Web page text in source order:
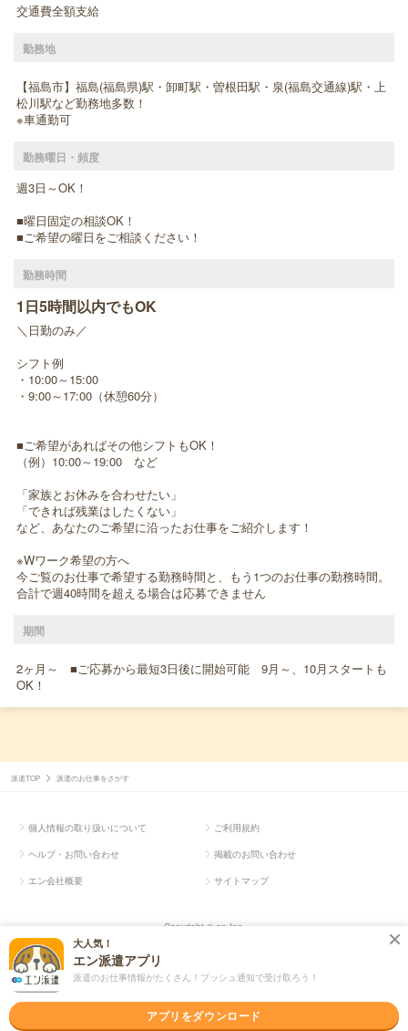
交通費全額支給
勤務地
【福島市】福島(福島県)駅・卸町駅・曽根田駅・泉(福島交通線)駅・上
松川駅など勤務地多数！
※車通勤可
勤務曜日・頻度
週3日～OK！
■曜日固定の相談OK！
■ご希望の曜日をご相談ください！
勤務時間
1日5時間以内でもOK
＼日勤のみ／
シフト例
・10:00～15:00
・9:00～17:00（休憩60分）
■ご希望があればその他シフトもOK！
（例）10:00～19:00 など
「家族とお休みを合わせたい」
「できれば残業はしたくない」
など、あなたのご希望に沿ったお仕事をご紹介します！
※Wワーク希望の方へ
今ご覧のお仕事で希望する勤務時間と、もう1つのお仕事の勤務時間。
合計で週40時間を超える場合は応募できません
期間
2ヶ月～ ■ご応募から最短3日後に開始可能 9月～、10月スタートも
OK！
大人気！
エン派遣アプリ
派遣のお仕事情報がたくさん！プッシュ通知で受け取ろう！
アプリをダウンロード
派遣TOP 派遣のお仕事をさがす
個人情報の取り扱いについて ご利用規約
ヘルプ・お問い合わせ 掲載のお問い合わせ
エン会社概要 サイトマップ
Copyright © en Inc.